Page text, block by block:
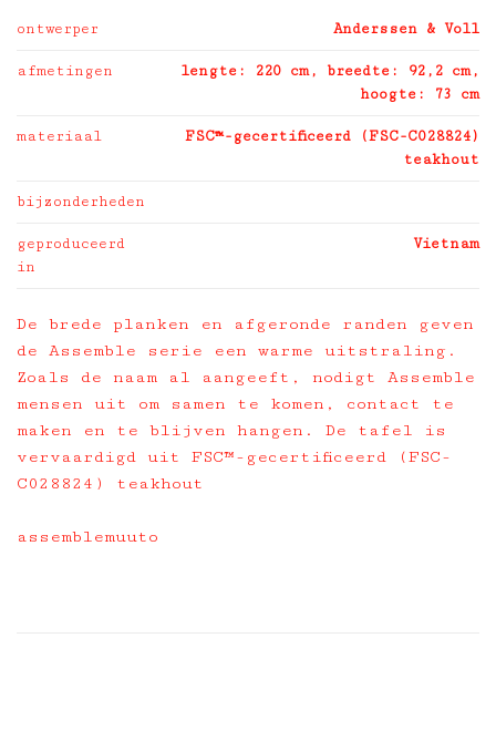
ontwerper Anderssen & Voll
afmetingen
lengte: 220 cm, breedte: 92,2 cm,
hoogte: 73 cm
materiaal
FSC™-gecertificeerd (FSC-C028824)
teakhout
bijzonderheden
geproduceerd
in
Vietnam
De brede planken en afgeronde randen geven
de Assemble serie een warme uitstraling.
Zoals de naam al aangeeft, nodigt Assemble
mensen uit om samen te komen, contact te
maken en te blijven hangen. De tafel is
vervaardigd uit FSC™-gecertificeerd (FSC-
C028824) teakhout
assemblemuuto